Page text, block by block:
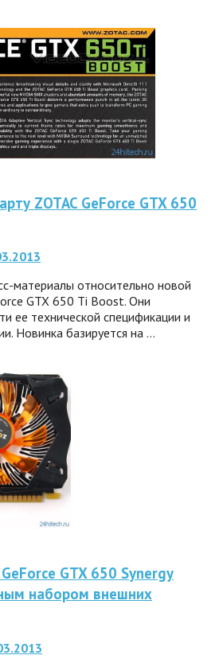
ZOTAC GeForce GTX 650
материалы относительно новой
GTX 650 Ti Boost. Они
ее технической спецификации и
Новинка базируется на …
GTX 650 Synergy
набором внешних